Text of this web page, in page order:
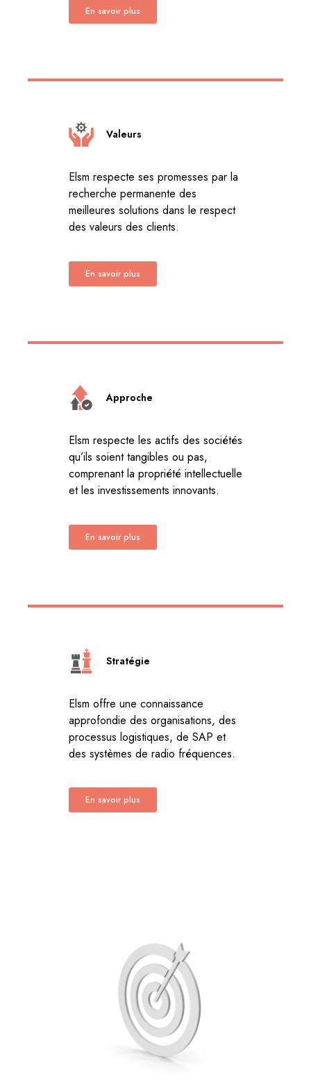
En savoir plus
Valeurs
Elsm respecte ses promesses par la
recherche permanente des
meilleures solutions dans le respect
des valeurs des clients.
En savoir plus
Approche
Elsm respecte les actifs des sociétés
qu’ils soient tangibles ou pas,
comprenant la propriété intellectuelle
et les investissements innovants.
En savoir plus
Stratégie
Elsm offre une connaissance
approfondie des organisations, des
processus logistiques, de SAP et
des systèmes de radio fréquences.
En savoir plus